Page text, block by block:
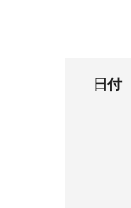
日付